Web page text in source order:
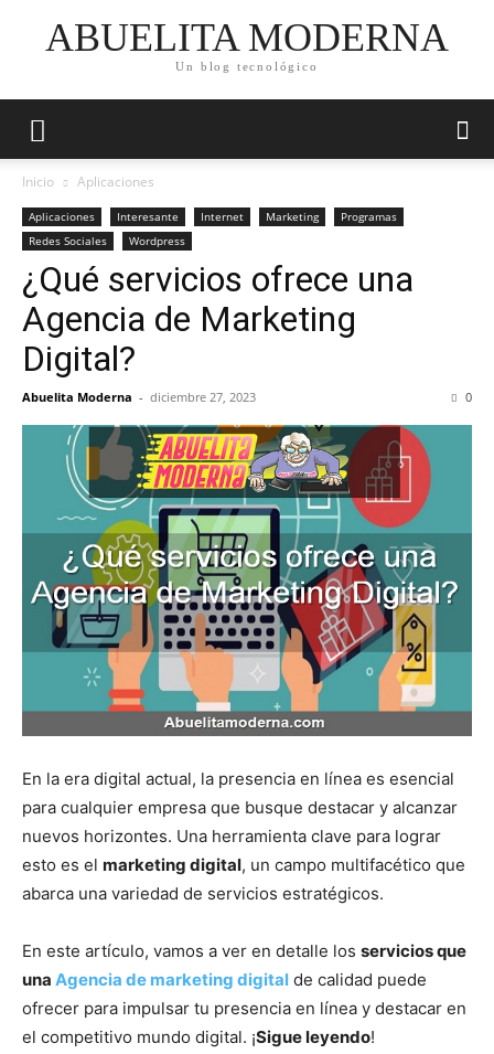
ABUELITA MODERNA
Un blog tecnológico
Inicio Aplicaciones
Aplicaciones Interesante Internet Marketing
Programas
Redes Sociales
Wordpress
¿Qué servicios ofrece una
Agencia de Marketing
Digital?
Abuelita Moderna - diciembre 27, 2023 0
En la era digital actual, la presencia en línea es esencial
para cualquier empresa que busque destacar y alcanzar
nuevos horizontes. Una herramienta clave para lograr
esto es el marketing digital, un campo multifacético que
abarca una variedad de servicios estratégicos.
En este artículo, vamos a ver en detalle los servicios que
una Agencia de marketing digital de calidad puede
ofrecer para impulsar tu presencia en línea y destacar en
el competitivo mundo digital. ¡Sigue leyendo!